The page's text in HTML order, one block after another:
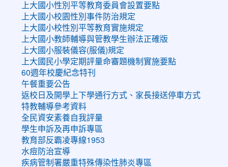
上大國小性別平等教育委員會設置要點
上大國小校園性別事件防治規定
上大國小校性別平等教育實施規定
上大國小教師輔導與管教學生辦法正確版
上大國小服裝儀容(服儀)規定
上大國民小學定期評量命審題機制實施要點
60週年校慶紀念特刊
午餐重要公告
返校日及開學上下學通行方式、家長接送停車方式
特教輔導參考資料
全民資安素養自我評量
學生申訴及再申訴專區
教育部反霸凌專線1953
水痘防治宣導
疾病管制署嚴重特殊傳染性肺炎專區